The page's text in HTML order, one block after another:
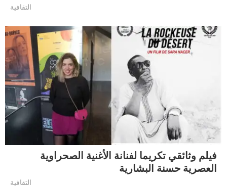
التقافية
فيلم وثائقي تكريما لفنانة الأغنية الصحراوية
العصرية حسنة البشارية
التقافية